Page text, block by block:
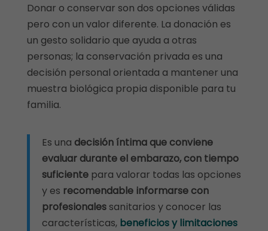
Donar o conservar son dos opciones válidas
pero con un valor diferente. La donación es
un gesto solidario que ayuda a otras
personas; la conservación privada es una
decisión personal orientada a mantener una
muestra biológica propia disponible para tu
familia.
Es una decisión íntima que conviene
evaluar durante el embarazo, con tiempo
suficientepara valorar todas las opciones
y es recomendable informarse con
profesionalessanitarios y conocer las
características, beneficios y limitaciones